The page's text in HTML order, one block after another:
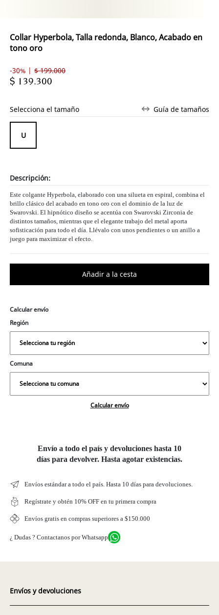
Collar Hyperbola, Talla redonda, Blanco, Acabado en
tono oro
-30% | $ 199.000
$ 139.300
Selecciona el tamaño Guía de tamaños
Descripción:
Este colgante Hyperbola, elaborado con una silueta en espiral, combina el
brillo clásico del acabado en tono oro con el dominio de la luz de
Swarovski. El hipnótico diseño se acentúa con Swarovski Zirconia de
distintos tamaños, mientras que el elegante trabajo del metal aporta
sofisticación para todo el día. Llévalo con unos pendientes o un anillo a
juego para maximizar el efecto.
Calcular envío
Región
Comuna
Calcular envío
Envío a todo el país y devoluciones hasta 10
días para devolver. Hasta agotar existencias.
Envíos estándar a todo el país. Hasta 10 días para devoluciones.
Regístrate y obtén 10% OFF en tu primera compra
Envíos gratis en compras superiores a $150.000
¿ Dudas ? Contactanos por Whatsapp
Envíos y devoluciones